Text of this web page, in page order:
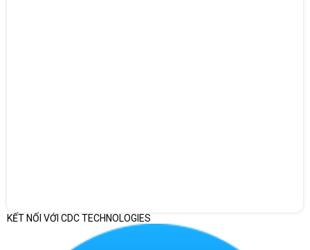
KẾT NỐI VỚI CDC TECHNOLOGIES